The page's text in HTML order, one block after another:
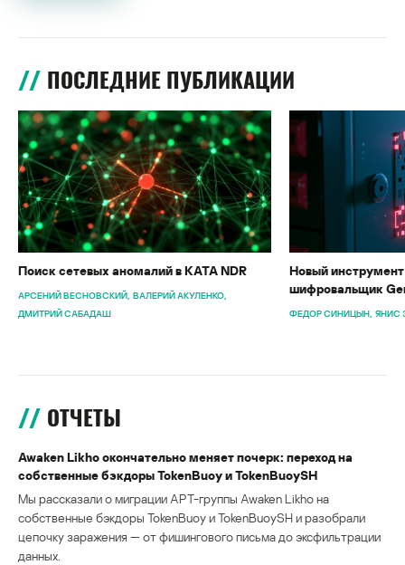
ПОСЛЕДНИЕ ПУБЛИКАЦИИ
Поиск сетевых аномалий в KATA NDR
АРСЕНИЙ ВЕСНОВСКИЙ ВАЛЕРИЙ АКУЛЕНКО
ДМИТРИЙ САБАДАШ
Новый
шифровальщик
ФЕДОР СИНИЦЫН ЯНИС
ОТЧЕТЫ
Awaken Likho окончательно меняет почерк: переход на
собственные бэкдоры TokenBuoy и TokenBuoySH
Мы рассказали о миграции APT-группы Awaken Likho на
собственные бэкдоры TokenBuoy и TokenBuoySH и разобрали
цепочку заражения — от фишингового письма до эксфильтрации
данных.